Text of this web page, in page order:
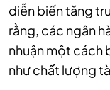
diễn biến tăng
rằng, các ngân
nhuận một cách
như chất lượng